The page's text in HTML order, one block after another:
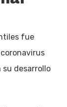
fue
su desarrollo